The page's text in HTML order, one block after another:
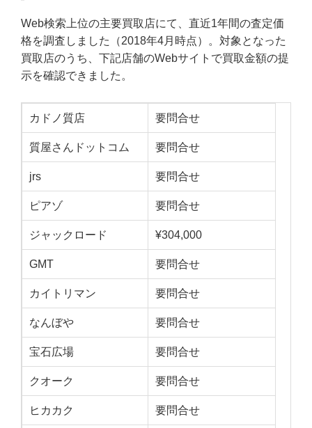
Web検索上位の主要買取店にて、直近1年間の査定価
格を調査しました（2018年4月時点）。対象となった
買取店のうち、下記店舗のWebサイトで買取金額の提
示を確認できました。
カドノ質店 要問合せ
質屋さんドットコム 要問合せ
jrs 要問合せ
ピアゾ 要問合せ
ジャックロード ¥304,000
GMT 要問合せ
カイトリマン 要問合せ
なんぼや 要問合せ
宝石広場 要問合せ
クオーク 要問合せ
ヒカカク 要問合せ